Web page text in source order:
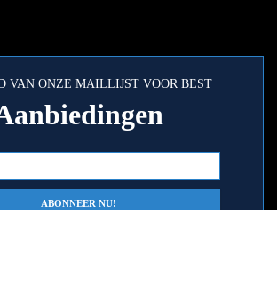
VAN ONZE MAILLIJST VOOR BEST